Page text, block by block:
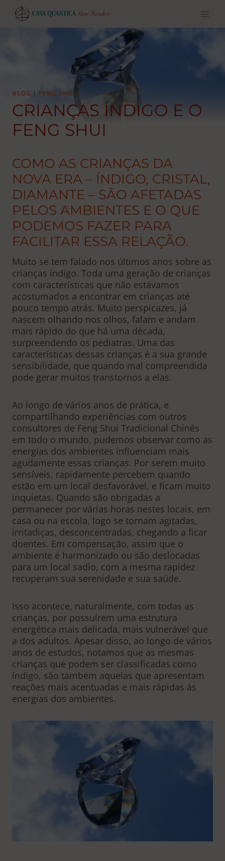
Pular
para
BLOG | FENG SHUI
CRIANÇAS ÍNDIGO E O
FENG SHUI
COMO AS CRIANÇAS DA
NOVA ERA – ÍNDIGO, CRISTAL,
DIAMANTE – SÃO AFETADAS
PELOS AMBIENTES E O QUE
PODEMOS FAZER PARA
FACILITAR ESSA RELAÇÃO.
Muito se tem falado nos últimos anos sobre as
crianças índigo. Toda uma geração de crianças
com características que não estávamos
acostumados a encontrar em crianças até
pouco tempo atrás. Muito perspicazes, já
nascem olhando nos olhos, falam e andam
mais rápido do que há uma década,
surpreendendo os pediatras. Uma das
características dessas crianças é a sua grande
sensibilidade, que quando mal compreendida
pode gerar muitos transtornos a elas.
Ao longo de vários anos de prática, e
compartilhando experiências com outros
consultores de Feng Shui Tradicional Chinês
em todo o mundo, pudemos observar como as
energias dos ambientes influenciam mais
agudamente essas crianças. Por serem muito
sensíveis, rapidamente percebem quando
estão em um local desfavorável, e ficam muito
inquietas. Quando são obrigadas a
permanecer por várias horas nestes locais, em
casa ou na escola, logo se tornam agitadas,
irritadiças, desconcentradas, chegando a ficar
doentes. Em compensação, assim que o
ambiente é harmonizado ou são deslocadas
para um local sadio, com a mesma rapidez
recuperam sua serenidade e sua saúde.
Isso acontece, naturalmente, com todas as
crianças, por possuírem uma estrutura
energética mais delicada, mais vulnerável que
a dos adultos. Apesar disso, ao longo de vários
anos de estudos, notamos que as mesmas
crianças que podem ser classificadas como
índigo, são também aquelas que apresentam
reações mais acentuadas e mais rápidas às
energias dos ambientes.